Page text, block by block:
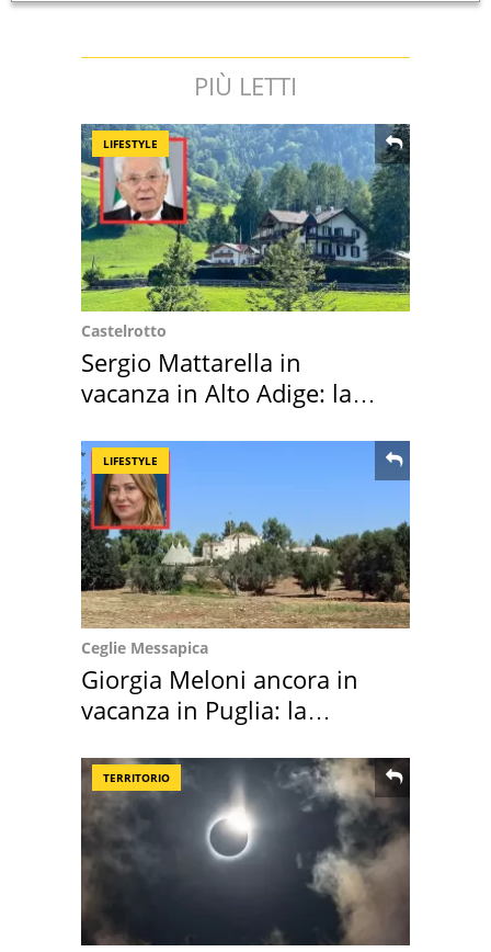
PIÙ LETTI
LIFESTYLE
Castelrotto
Sergio Mattarella in
vacanza in Alto Adige: la
LIFESTYLE
Ceglie Messapica
Giorgia Meloni ancora in
vacanza in Puglia: la
TERRITORIO